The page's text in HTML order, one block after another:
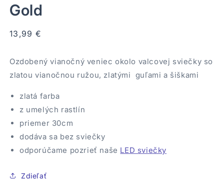
Gold
Normálna
13,99 €
Ozdobený vianočný veniec okolo valcovej sviečky so
zlatou vianočnou ružou, zlatými guľami a šiškami
zlatá farba
z umelých rastlín
priemer 30cm
dodáva sa bez sviečky
odporúčame pozrieť naše LED sviečky
Zdieľať